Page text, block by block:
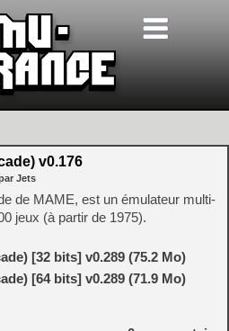
v0.176
Jets
de MAME, est un émulateur multi-
jeux (à partir de 1975).
[32 bits] v0.289 (75.2 Mo)
[64 bits] v0.289 (71.9 Mo)